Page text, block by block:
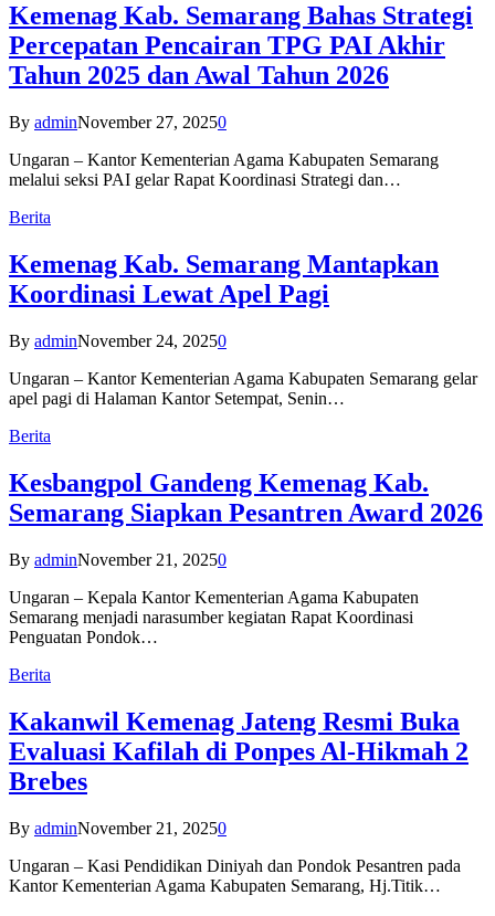
Kemenag Kab. Semarang Bahas Strategi
Percepatan Pencairan TPG PAI Akhir
Tahun 2025 dan Awal Tahun 2026
By adminNovember 27, 20250
Ungaran – Kantor Kementerian Agama Kabupaten Semarang
melalui seksi PAI gelar Rapat Koordinasi Strategi dan…
Berita
Kemenag Kab. Semarang Mantapkan
Koordinasi Lewat Apel Pagi
By adminNovember 24, 20250
Ungaran – Kantor Kementerian Agama Kabupaten Semarang gelar
apel pagi di Halaman Kantor Setempat, Senin…
Berita
Kesbangpol Gandeng Kemenag Kab.
Semarang Siapkan Pesantren Award 2026
By adminNovember 21, 20250
Ungaran – Kepala Kantor Kementerian Agama Kabupaten
Semarang menjadi narasumber kegiatan Rapat Koordinasi
Penguatan Pondok…
Berita
Kakanwil Kemenag Jateng Resmi Buka
Evaluasi Kafilah di Ponpes Al-Hikmah 2
Brebes
By adminNovember 21, 20250
Ungaran – Kasi Pendidikan Diniyah dan Pondok Pesantren pada
Kantor Kementerian Agama Kabupaten Semarang, Hj.Titik…